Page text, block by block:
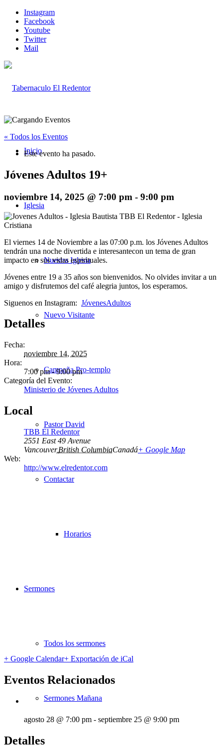
Instagram
Facebook
Youtube
Twitter
Mail
Inicio
Iglesia
Nuestra Iglesia
Nuevo Visitante
Campaña Pro-templo
Pastor David
Contactar
Horarios
Sermones
Todos los sermones
Sermones Mañana
« Todos los Eventos
Este evento ha pasado.
Jóvenes Adultos 19+
noviembre 14, 2025 @ 7:00 pm - 9:00 pm
El viernes 14 de Noviembre a las 07:00 p.m. los Jóvenes Adultos
tendrán una noche divertida e interesantecon un tema de gran
impacto en sus vidas espirituales.
Jóvenes entre 19 a 35 años son bienvenidos. No olvides invitar a un
amigo y disfrutemos del café alegria juntos, los esperamos.
Siguenos en Instagram: JóvenesAdultos
Detalles
Fecha:
noviembre 14, 2025
Hora:
7:00 pm - 9:00 pm
Categoría del Evento:
Ministerio de Jóvenes Adultos
Local
TBB El Redentor
2551 East 49 Avenue
Vancouver,British ColumbiaCanadá+ Google Map
Web:
http://www.elredentor.com
+ Google Calendar+ Exportación de iCal
Eventos Relacionados
agosto 28 @ 7:00 pm - septiembre 25 @ 9:00 pm
Detalles